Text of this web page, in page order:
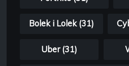
Bolek i Lolek (31)
Uber (31)